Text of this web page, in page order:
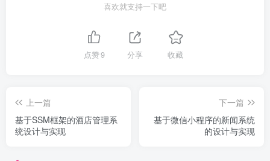
喜欢就支持一下吧
点赞9 分享 收藏
上一篇
基于SSM框架的酒店管理系
统设计与实现
下一篇
基于微信小程序的新闻系统
的设计与实现